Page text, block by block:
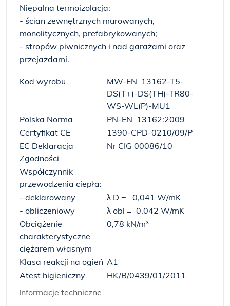
Niepalna termoizolacja:
- ścian zewnętrznych murowanych,
monolitycznych, prefabrykowanych;
- stropów piwnicznych i nad garażami oraz
przejazdami.
Informacje techniczne
Kod wyrobu
MW-EN 13162-T5-
DS(T+)-DS(TH)-TR80-
WS-WL(P)-MU1
Polska Norma
PN-EN 13162:2009
Certyfikat CE
1390-CPD-0210/09/P
EC Deklaracja
Zgodności
Nr CIG 00086/10
Współczynnik
przewodzenia ciepła:
- deklarowany
λ D = 0,041 W/mK
- obliczeniowy
λ obl = 0,042 W/mK
Obciążenie
charakterystyczne
ciężarem własnym
0,78 kN/m³
Klasa reakcji na ogień A1
Atest higieniczny
HK/B/0439/01/2011